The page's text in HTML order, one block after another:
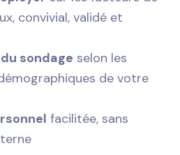
convivial, validé et
sondage selon les
de votre
facilitée, sans